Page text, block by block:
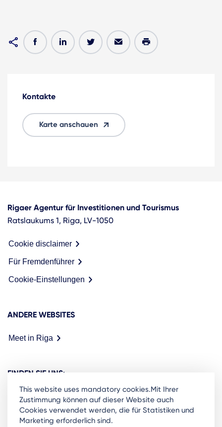
Kontakte
Karte anschauen
Rigaer Agentur für Investitionen und Tourismus
Ratslaukums 1, Riga, LV-1050
Cookie disclaimer
Für Fremdenführer
Cookie-Einstellungen
ANDERE WEBSITES
Meet in Riga
FINDEN SIE UNS:
This website uses mandatory cookies.Mit Ihrer
Zustimmung können auf dieser Website auch
Cookies verwendet werden, die für Statistiken und
Marketing erforderlich sind.